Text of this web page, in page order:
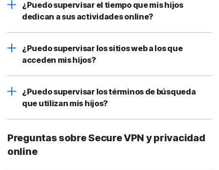
¿Puedo supervisar el tiempo que mis hijos
dedican a sus actividades online?
¿Puedo supervisar los sitios web a los que
acceden mis hijos?
¿Puedo supervisar los términos de búsqueda
que utilizan mis hijos?
Preguntas sobre Secure VPN y privacidad
online